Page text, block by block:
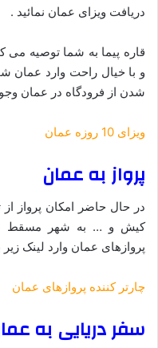
دریافت ویزای عمان نمائید .
قاره پیما به شما توصیه می
و با خیال راحت وارد عمان
شدن از فرودگاه در عمان
ویزای 10 روزه عمان
پرواز به عمان
در حال حاضر امکان پرواز
کیش و … به شهر مسقط
پروازهای عمان وارد لینک
چارتر کننده پروازهای عمان
سفر دریایی به